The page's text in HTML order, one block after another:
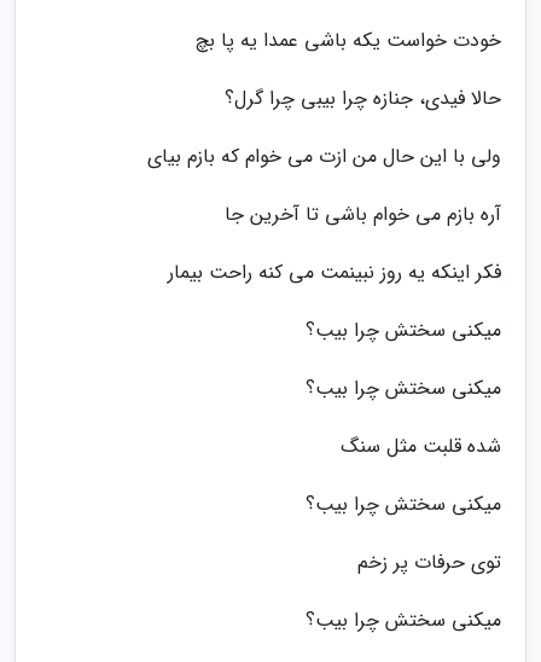
خودت خواست یکه باشی عمدا یه پا بچ
حالا فیدی، جنازه چرا بیبی چرا گرل؟
ولی با این حال من ازت می خوام که بازم بیای
آره بازم می خوام باشی تا آخرین جا
فکر اینکه یه روز نبینمت می کنه راحت بیمار
میکنی سختش چرا بیب؟
میکنی سختش چرا بیب؟
شده قلبت مثل سنگ
میکنی سختش چرا بیب؟
توی حرفات پر زخم
میکنی سختش چرا بیب؟